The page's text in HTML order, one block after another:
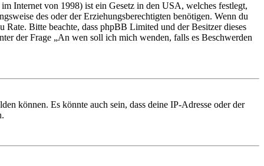
Internet von 1998) ist ein Gesetz in den USA, welches festlegt,
des oder der Erziehungsberechtigten benötigen. Wenn du
Bitte beachte, dass phpBB Limited und der Besitzer dieses
der Frage „An wen soll ich mich wenden, falls es Beschwerden
können. Es könnte auch sein, dass deine IP-Adresse oder der